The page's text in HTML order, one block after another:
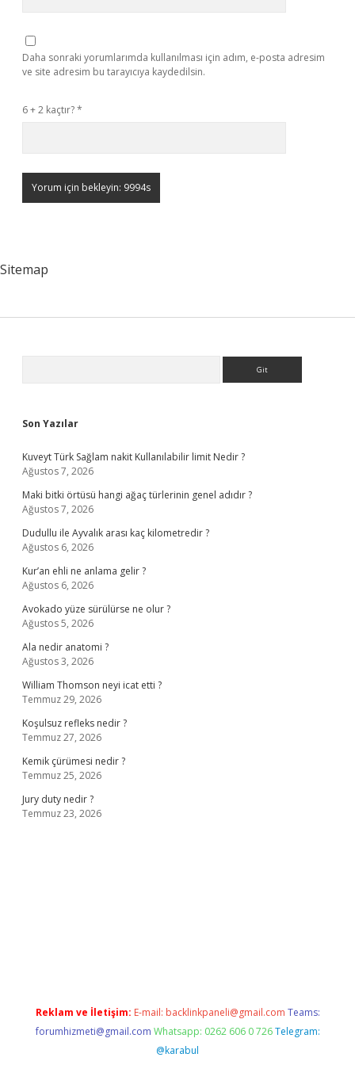
Daha sonraki yorumlarımda kullanılması için adım, e-posta adresim
ve site adresim bu tarayıcıya kaydedilsin.
6 + 2 kaçtır?*
Sitemap
Son Yazılar
Kuveyt Türk Sağlam nakit Kullanılabilir limit Nedir ?
Ağustos 7, 2026
Maki bitki örtüsü hangi ağaç türlerinin genel adıdır ?
Ağustos 7, 2026
Dudullu ile Ayvalık arası kaç kilometredir ?
Ağustos 6, 2026
Kur’an ehli ne anlama gelir ?
Ağustos 6, 2026
Avokado yüze sürülürse ne olur ?
Ağustos 5, 2026
Ala nedir anatomi ?
Ağustos 3, 2026
William Thomson neyi icat etti ?
Temmuz 29, 2026
Koşulsuz refleks nedir ?
Temmuz 27, 2026
Kemik çürümesi nedir ?
Temmuz 25, 2026
Jury duty nedir ?
Temmuz 23, 2026
Reklam ve İletişim: E-mail: backlinkpaneli@gmail.com Teams:
forumhizmeti@gmail.com Whatsapp: 0262 606 0 726 Telegram:
@karabul